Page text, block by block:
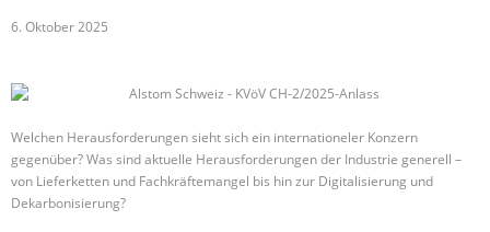
6. Oktober 2025
Welchen Herausforderungen sieht sich ein internationeler Konzern
gegenüber? Was sind aktuelle Herausforderungen der Industrie generell –
von Lieferketten und Fachkräftemangel bis hin zur Digitalisierung und
Dekarbonisierung?